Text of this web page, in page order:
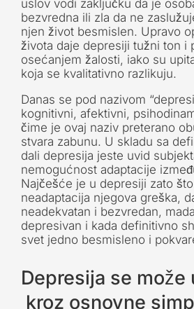
uslov vodi zaključku da je
bezvredna ili zla da ne
njen život besmislen. Upravo
života daje depresiji tužni ton i
osećanjem žalosti, iako su
koja se kvalitativno razlikuju.
Danas se pod nazivom
kognitivni, afektivni,
čime je ovaj naziv preterano
stvara zabunu. U skladu sa
dali depresija jeste uvid
nemogućnost adaptacije
Najčešće je u depresiji zato
neadaptacija njegova greška,
neadekvatan i bezvredan,
depresivan i kada definitivno
svet jedno besmisleno i
Depresija se može
kroz osnovne